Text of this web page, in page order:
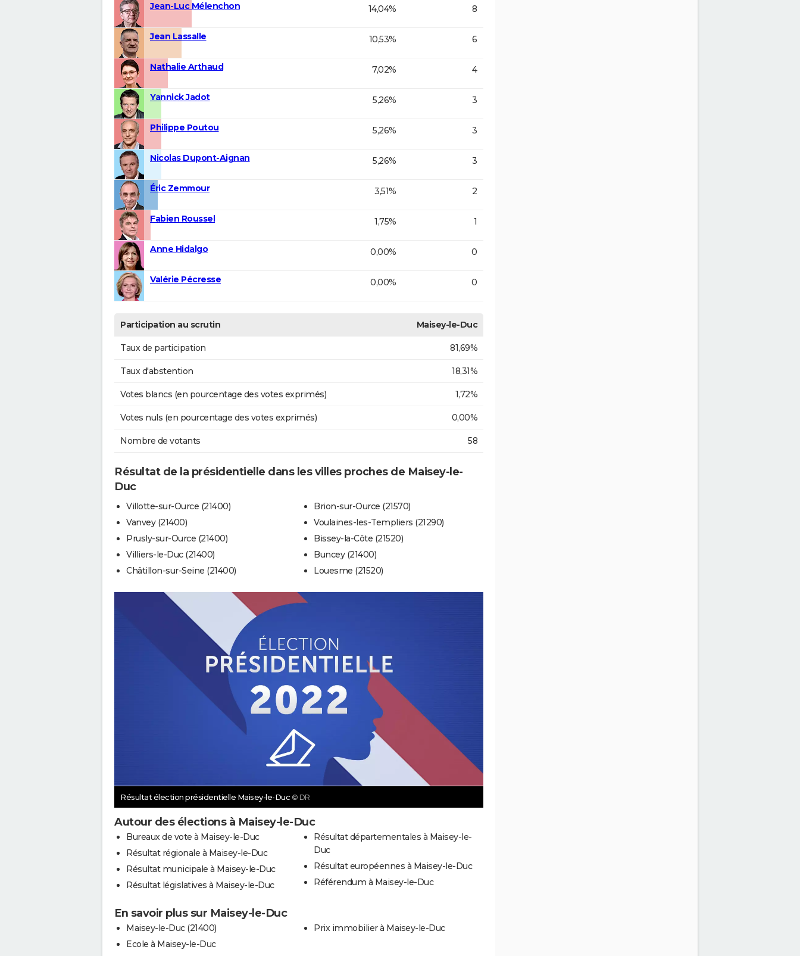
Jean-Luc Mélenchon 14,04% 8
Jean Lassalle 10,53% 6
Nathalie Arthaud 7,02% 4
Yannick Jadot 5,26% 3
Philippe Poutou 5,26% 3
Nicolas Dupont-Aignan 5,26% 3
Éric Zemmour 3,51% 2
Fabien Roussel 1,75% 1
Anne Hidalgo 0,00% 0
Valérie Pécresse 0,00% 0
Participation au scrutin Maisey-le-Duc
Taux de participation 81,69%
Taux d'abstention 18,31%
Votes blancs (en pourcentage des votes exprimés) 1,72%
Votes nuls (en pourcentage des votes exprimés) 0,00%
Nombre de votants 58
Résultat de la présidentielle dans les villes proches de Maisey-le-
Duc
Villotte-sur-Ource (21400)
Vanvey (21400)
Prusly-sur-Ource (21400)
Villiers-le-Duc (21400)
Châtillon-sur-Seine (21400)
Brion-sur-Ource (21570)
Voulaines-les-Templiers (21290)
Bissey-la-Côte (21520)
Buncey (21400)
Louesme (21520)
Résultat élection présidentielle Maisey-le-Duc © DR
Autour des élections à Maisey-le-Duc
Bureaux de vote à Maisey-le-Duc
Résultat régionale à Maisey-le-Duc
Résultat municipale à Maisey-le-Duc
Résultat législatives à Maisey-le-Duc
Résultat départementales à Maisey-le-
Duc
Résultat européennes à Maisey-le-Duc
Référendum à Maisey-le-Duc
En savoir plus sur Maisey-le-Duc
Maisey-le-Duc (21400)
Ecole à Maisey-le-Duc
Prix immobilier à Maisey-le-Duc